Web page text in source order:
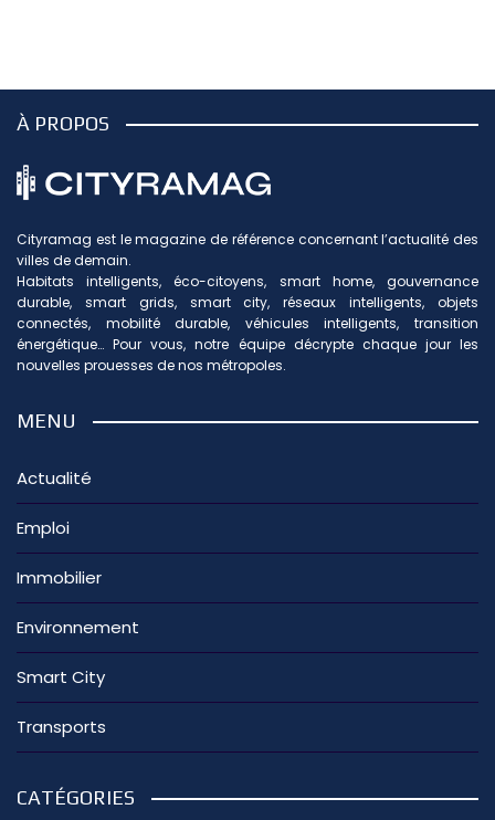
À PROPOS
Cityramag est le magazine de référence concernant l’actualité des
villes de demain.
Habitats intelligents, éco-citoyens, smart home, gouvernance
durable, smart grids, smart city, réseaux intelligents, objets
connectés, mobilité durable, véhicules intelligents, transition
énergétique… Pour vous, notre équipe décrypte chaque jour les
nouvelles prouesses de nos métropoles.
MENU
Actualité
Emploi
Immobilier
Environnement
Smart City
Transports
CATÉGORIES